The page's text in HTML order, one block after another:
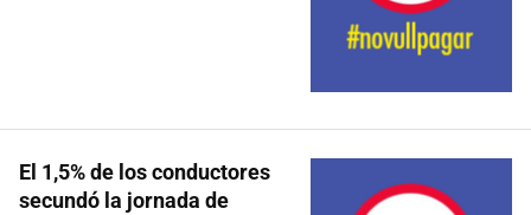
El 1,5% de los conductores
secundó la jornada de